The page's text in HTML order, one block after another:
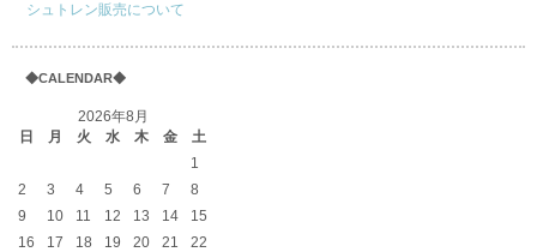
シュトレン販売について
◆CALENDAR◆
2026年8月
日
月 火 水 木 金
土
1
2
3 4 5 6 7
8
9
10 11 12 13 14
15
16
17 18 19 20 21
22